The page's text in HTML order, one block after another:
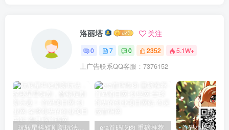
洛丽塔 关注
0 7 0 2352 5.1W+
上广告联系QQ客服：7376152
玩转星抖短剧新玩法，探秘星星短剧，解锁短剧新乐趣！ era首码吃肉 重磅推荐